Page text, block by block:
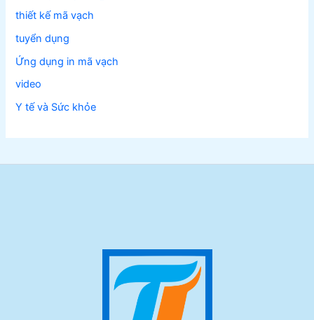
thiết kế mã vạch
tuyển dụng
Ứng dụng in mã vạch
video
Y tế và Sức khỏe